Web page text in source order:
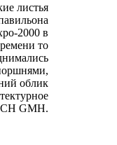
листья
2000 в
то
облик
GMH.